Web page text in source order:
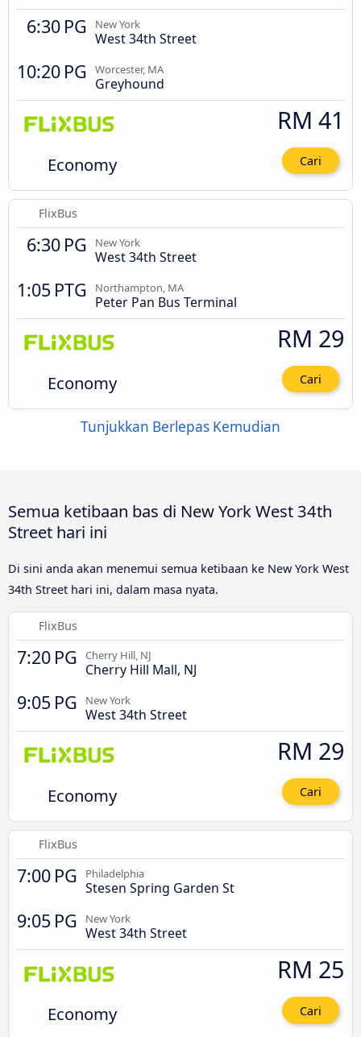
6:30 PG New York
West 34th Street
10:20 PG Worcester, MA
Greyhound
Economy
RM 41
Cari
FlixBus
6:30 PG New York
West 34th Street
1:05 PTG Northampton, MA
Peter Pan Bus Terminal
Economy
RM 29
Cari
Tunjukkan Berlepas Kemudian
Semua ketibaan bas di New York West 34th
Street hari ini
Di sini anda akan menemui semua ketibaan ke New York West
34th Street hari ini, dalam masa nyata.
FlixBus
7:20 PG Cherry Hill, NJ
Cherry Hill Mall, NJ
9:05 PG New York
West 34th Street
Economy
RM 29
Cari
FlixBus
7:00 PG Philadelphia
Stesen Spring Garden St
9:05 PG New York
West 34th Street
Economy
RM 25
Cari